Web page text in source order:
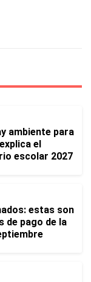
ambiente para
el
escolar 2027
estas son
de pago de la